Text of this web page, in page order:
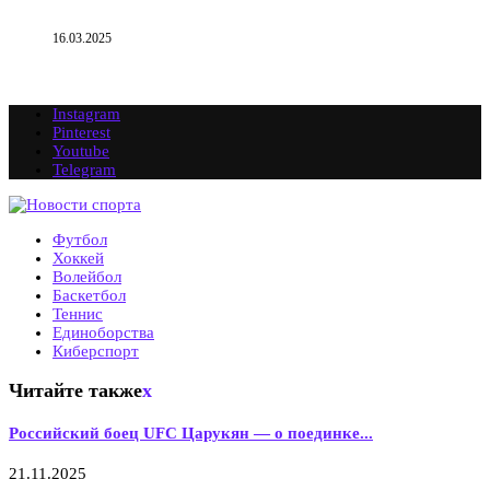
16.03.2025
Instagram
Pinterest
Youtube
Telegram
Футбол
Хоккей
Волейбол
Баскетбол
Теннис
Единоборства
Киберспорт
Читайте такжеx
Российский боец UFC Царукян — о поединке...
21.11.2025